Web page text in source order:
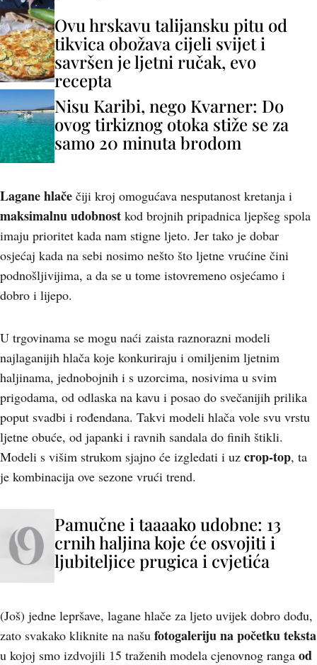
Ovu hrskavu talijansku pitu od
tikvica obožava cijeli svijet i
savršen je ljetni ručak, evo
recepta
Nisu Karibi, nego Kvarner: Do
ovog tirkiznog otoka stiže se za
samo 20 minuta brodom
Lagane hlače čiji kroj omogućava nesputanost kretanja i
maksimalnu udobnost kod brojnih pripadnica ljepšeg spola
imaju prioritet kada nam stigne ljeto. Jer tako je dobar
osjećaj kada na sebi nosimo nešto što ljetne vrućine čini
podnošljivijima, a da se u tome istovremeno osjećamo i
dobro i lijepo.
U trgovinama se mogu naći zaista raznorazni modeli
najlaganijih hlača koje konkuriraju i omiljenim ljetnim
haljinama, jednobojnih i s uzorcima, nosivima u svim
prigodama, od odlaska na kavu i posao do svečanijih prilika
poput svadbi i rođendana. Takvi modeli hlača vole svu vrstu
ljetne obuće, od japanki i ravnih sandala do finih štikli.
Modeli s višim strukom sjajno će izgledati i uz crop-top, ta
je kombinacija ove sezone vrući trend.
Pamučne i taaaako udobne: 13
crnih haljina koje će osvojiti i
ljubiteljice prugica i cvjetića
(Još) jedne lepršave, lagane hlače za ljeto uvijek dobro dođu,
zato svakako kliknite na našu fotogaleriju na početku teksta
u kojoj smo izdvojili 15 traženih modela cjenovnog ranga od